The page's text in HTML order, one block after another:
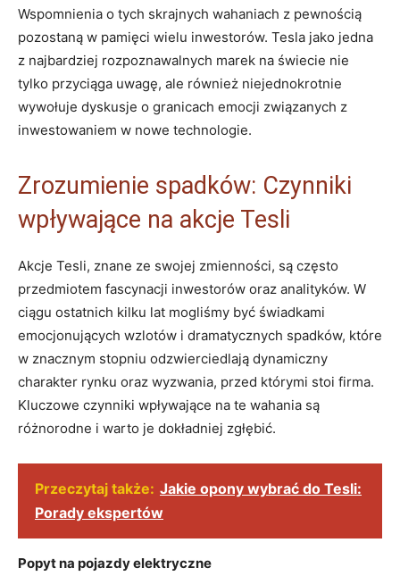
Wspomnienia⁢ o tych​ skrajnych wahaniach z pewnością⁤
pozostaną w pamięci wielu inwestorów. Tesla jako‌ jedna‍
z najbardziej rozpoznawalnych marek na świecie ‌nie
tylko przyciąga uwagę, ale również niejednokrotnie
wywołuje ​dyskusje o⁣ granicach‌ emocji związanych z
inwestowaniem w nowe technologie.
Zrozumienie ​spadków:⁤ Czynniki
wpływające ​na akcje Tesli
Akcje Tesli, znane ze swojej zmienności, są często
przedmiotem fascynacji inwestorów​ oraz analityków. W
ciągu ostatnich ‌kilku‌ lat mogliśmy⁣ być świadkami ​
emocjonujących ⁤wzlotów i dramatycznych spadków, które
w znacznym stopniu odzwierciedlają dynamiczny
charakter rynku⁢ oraz wyzwania,‌ przed którymi stoi firma.
⁣Kluczowe czynniki wpływające na te wahania są
różnorodne i‌ warto je dokładniej zgłębić.
Przeczytaj także: Jakie opony wybrać do Tesli:
Porady ekspertów
Popyt ‌na pojazdy elektryczne